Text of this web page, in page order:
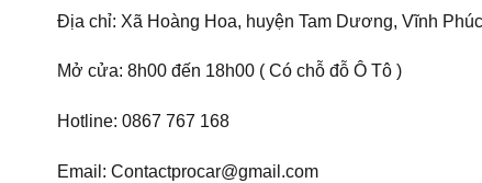
Địa chỉ: Xã Hoàng Hoa, huyện Tam Dương, Vĩnh Phúc
Mở cửa: 8h00 đến 18h00 ( Có chỗ đỗ Ô Tô )
Hotline: 0867 767 168
Email: Contactprocar@gmail.com